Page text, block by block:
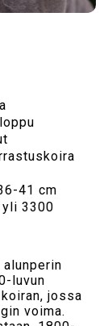
41 cm
3300
luvun
jossa
voima.